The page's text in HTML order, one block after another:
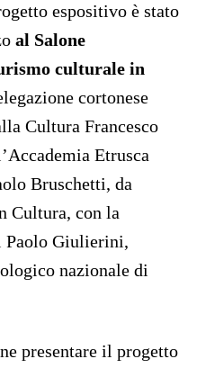
espositivo è stato
al Salone
culturale in
cortonese
Cultura Francesco
Etrusca
Bruschetti, da
Cultura, con la
Paolo Giulierini,
nazionale di
presentare il progetto